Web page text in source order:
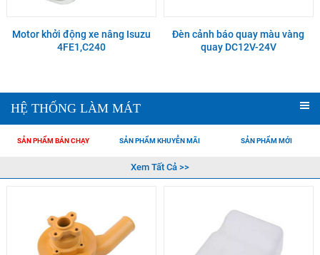
Motor khởi động xe nâng Isuzu
4FE1,C240
Đèn cảnh báo quay màu vàng
quay DC12V-24V
HỆ THỐNG LÀM MÁT
SẢN PHẨM BÁN CHẠY SẢN PHẨM KHUYỄN MÃI SẢN PHẨM MỚI
Xem Tất Cả >>